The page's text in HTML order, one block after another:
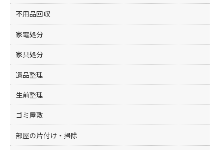
不用品回収
家電処分
家具処分
遺品整理
生前整理
ゴミ屋敷
部屋の片付け・掃除